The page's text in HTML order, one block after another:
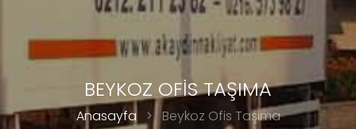
BEYKOZ OFİS TAŞIMA
Anasayfa > Beykoz Ofis Taşıma